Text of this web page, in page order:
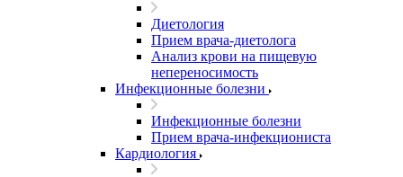
Диетология
Прием врача-диетолога
Анализ крови на пищевую
непереносимость
Инфекционные болезни
Инфекционные болезни
Прием врача-инфекциониста
Кардиология